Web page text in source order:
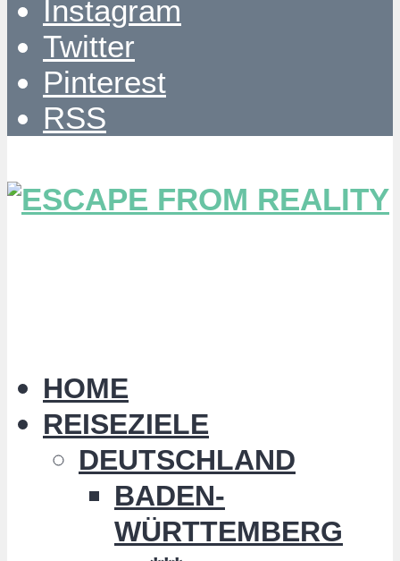
Instagram
Twitter
Pinterest
RSS
HOME
REISEZIELE
DEUTSCHLAND
BADEN-
WÜRTTEMBERG